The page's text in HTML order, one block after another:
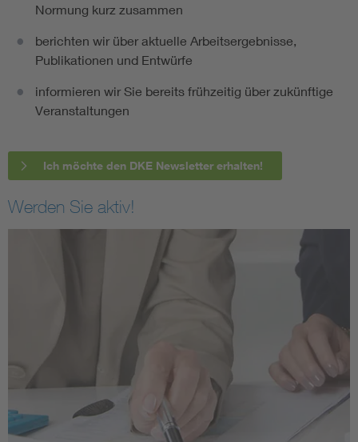
Normung kurz zusammen
berichten wir über aktuelle Arbeitsergebnisse,
Publikationen und Entwürfe
informieren wir Sie bereits frühzeitig über zukünftige
Veranstaltungen
Ich möchte den DKE Newsletter erhalten!
Werden Sie aktiv!